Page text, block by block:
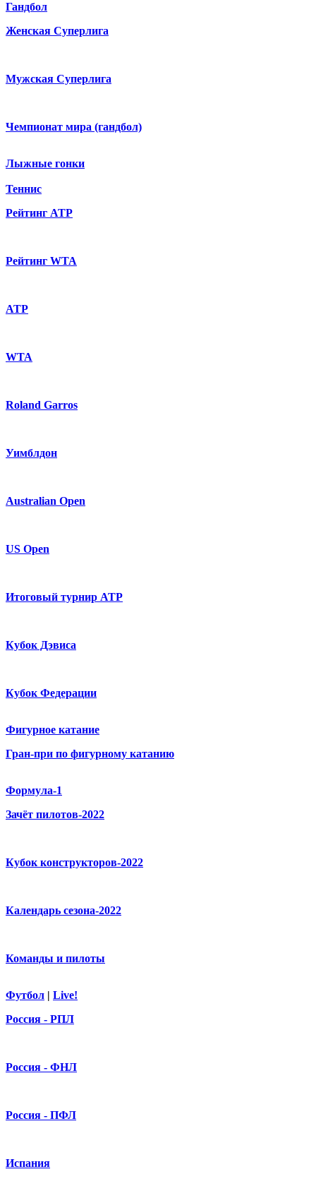
Гандбол
Женская Суперлига
Мужская Суперлига
Чемпионат мира (гандбол)
Лыжные гонки
Теннис
Рейтинг ATP
Рейтинг WTA
ATP
WTA
Roland Garros
Уимблдон
Australian Open
US Open
Итоговый турнир ATP
Кубок Дэвиса
Кубок Федерации
Фигурное катание
Гран-при по фигурному катанию
Формула-1
Зачёт пилотов-2022
Кубок конструкторов-2022
Календарь сезона-2022
Команды и пилоты
Футбол | Live!
Россия - РПЛ
Россия - ФНЛ
Россия - ПФЛ
Испания